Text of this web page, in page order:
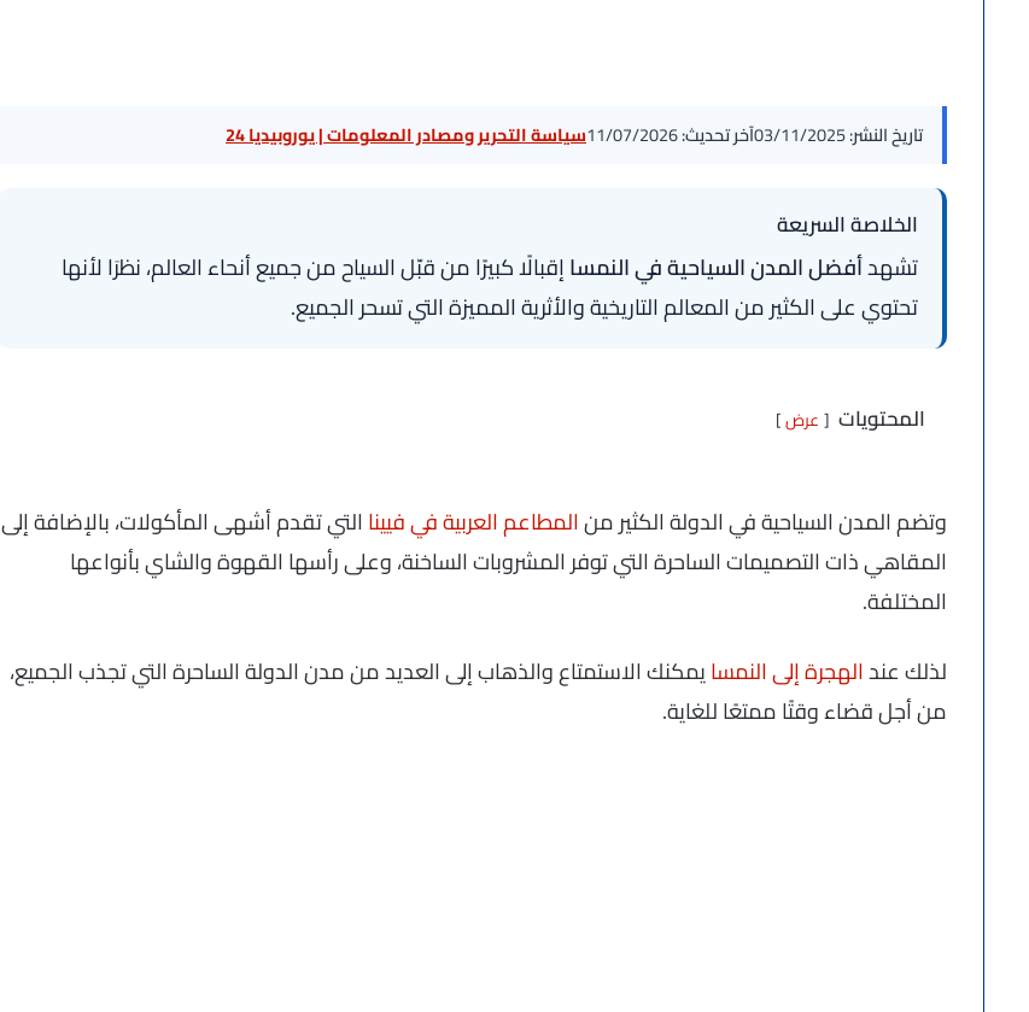
تاريخ النشر:03/11/2025آخر تحديث:11/07/2026سياسة التحرير ومصادر المعلومات | يوروبيديا 24
الخلاصة السريعة
تشهدأفضل المدن السياحية في النمساإقبالًا كبيرًا من قبّل السياح من جميع أنحاء العالم، نظرَا لأنها
تحتوي على الكثير من المعالم التاريخية والأثرية المميزة التي تسحر الجميع.
المحتويات عرض
وتضم المدن السياحية في الدولة الكثير منالمطاعم العربية في فييناالتي تقدم أشهى المأكولات، بالإضافة إلى
المقاهي ذات التصميمات الساحرة التي توفر المشروبات الساخنة، وعلى رأسها القهوة والشاي بأنواعها
المختلفة.
لذلك عندالهجرة إلى النمسايمكنك الاستمتاع والذهاب إلى العديد من مدن الدولة الساحرة التي تجذب الجميع،
من أجل قضاء وقتًا ممتعًا للغاية.